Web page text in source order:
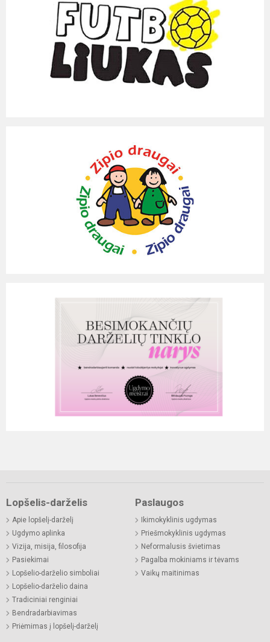
Lopšelis-darželis
Apie lopšelį-darželį
Ugdymo aplinka
Vizija, misija, filosofija
Pasiekimai
Lopšelio-darželio simboliai
Lopšelio-darželio daina
Tradiciniai renginiai
Bendradarbiavimas
Priėmimas į lopšelį-darželį
Paslaugos
Ikimokyklinis ugdymas
Priešmokyklinis ugdymas
Neformalusis švietimas
Pagalba mokiniams ir tėvams
Vaikų maitinimas